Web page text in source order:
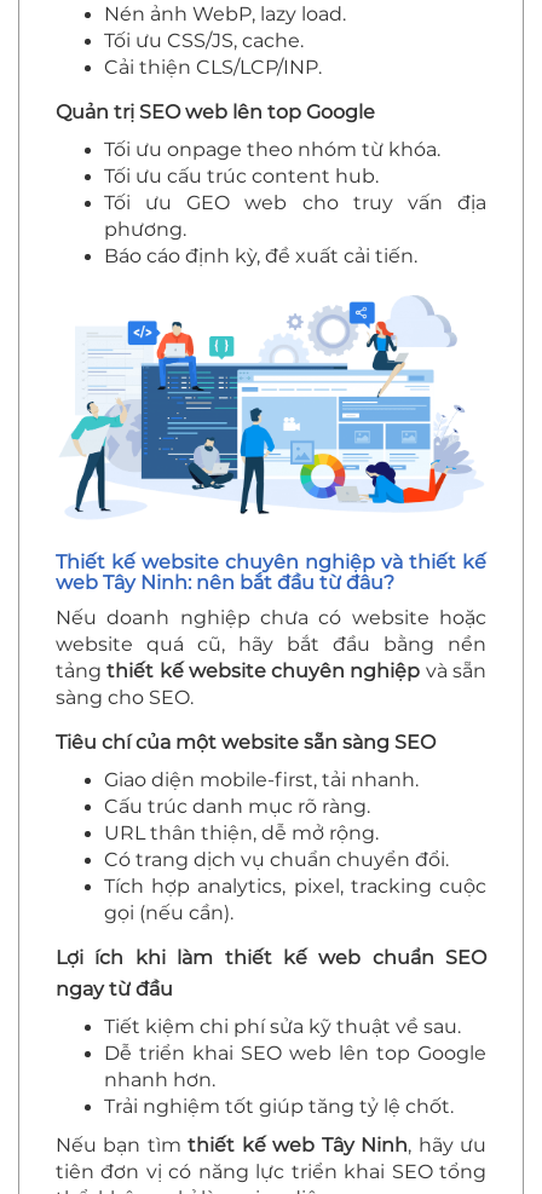
Nén ảnh WebP, lazy load.
Tối ưu CSS/JS, cache.
Cải thiện CLS/LCP/INP.
Quản trị SEO web lên top Google
Tối ưu onpage theo nhóm từ khóa.
Tối ưu cấu trúc content hub.
Tối ưu GEO web cho truy vấn địa
phương.
Báo cáo định kỳ, đề xuất cải tiến.
Thiết kế website chuyên nghiệp và thiết kế
web Tây Ninh: nên bắt đầu từ đâu?
Nếu doanh nghiệp chưa có website hoặc
website quá cũ, hãy bắt đầu bằng nền
tảngthiết kế website chuyên nghiệp và sẵn
sàng cho SEO.
Tiêu chí của một website sẵn sàng SEO
Giao diện mobile-first, tải nhanh.
Cấu trúc danh mục rõ ràng.
URL thân thiện, dễ mở rộng.
Có trang dịch vụ chuẩn chuyển đổi.
Tích hợp analytics, pixel, tracking cuộc
gọi (nếu cần).
Lợi ích khi làm thiết kế web chuẩn SEO
ngay từ đầu
Tiết kiệm chi phí sửa kỹ thuật về sau.
Dễ triển khai SEO web lên top Google
nhanh hơn.
Trải nghiệm tốt giúp tăng tỷ lệ chốt.
Nếu bạn tìmthiết kế web Tây Ninh, hãy ưu
tiên đơn vị có năng lực triển khai SEO tổng